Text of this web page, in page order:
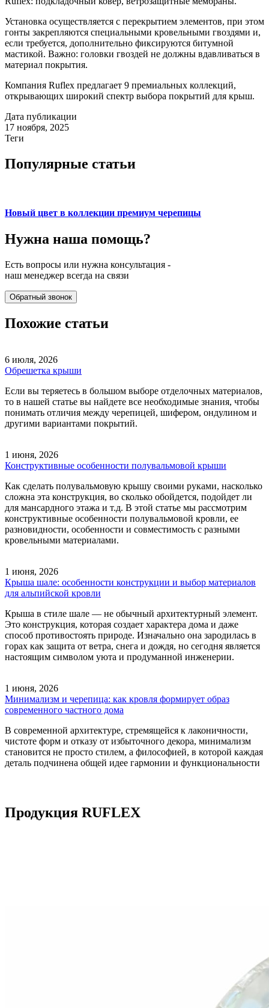
Установка осуществляется с перекрытием элементов, при этом
гонты закрепляются специальными кровельными гвоздями и,
если требуется, дополнительно фиксируются битумной
мастикой. Важно: головки гвоздей не должны вдавливаться в
материал покрытия.
Компания Ruflex предлагает 9 премиальных коллекций,
открывающих широкий спектр выбора покрытий для крыш.
Дата публикации
17 ноября, 2025
Теги
Популярные статьи
Новый цвет в коллекции премиум черепицы
Нужна наша помощь?
Есть вопросы или нужна консультация -
наш менеджер всегда на связи
Обратный звонок
Похожие статьи
6 июля, 2026
Обрешетка крыши
Если вы теряетесь в большом выборе отделочных материалов,
то в нашей статье вы найдете все необходимые знания, чтобы
понимать отличия между черепицей, шифером, ондулином и
другими вариантами покрытий.
1 июня, 2026
Конструктивные особенности полувальмовой крыши
Как сделать полувальмовую крышу своими руками, насколько
сложна эта конструкция, во сколько обойдется, подойдет ли
для мансардного этажа и т.д. В этой статье мы рассмотрим
конструктивные особенности полувальмовой кровли, ее
разновидности, особенности и совместимость с разными
кровельными материалами.
1 июня, 2026
Крыша шале: особенности конструкции и выбор материалов
для альпийской кровли
Крыша в стиле шале — не обычный архитектурный элемент.
Это конструкция, которая создает характера дома и даже
способ противостоять природе. Изначально она зародилась в
горах как защита от ветра, снега и дождя, но сегодня является
настоящим символом уюта и продуманной инженерии.
1 июня, 2026
Минимализм и черепица: как кровля формирует образ
современного частного дома
В современной архитектуре, стремящейся к лаконичности,
чистоте форм и отказу от избыточного декора, минимализм
становится не просто стилем, а философией, в которой каждая
деталь подчинена общей идее гармонии и функциональности
Продукция RUFLEX